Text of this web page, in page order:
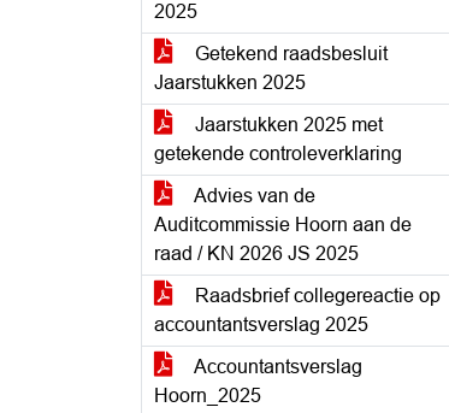
2025
Getekend raadsbesluit
Jaarstukken 2025
Jaarstukken 2025 met
getekende controleverklaring
Advies van de
Auditcommissie Hoorn aan de
raad / KN 2026 JS 2025
Raadsbrief collegereactie op
accountantsverslag 2025
Accountantsverslag
Hoorn_2025